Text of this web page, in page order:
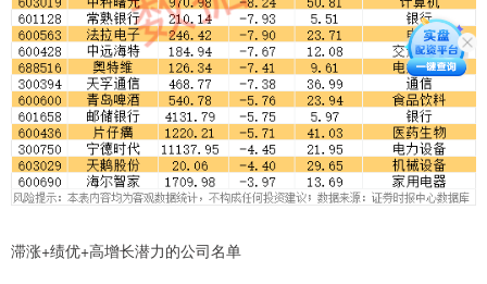
滞涨+绩优+高增长潜力的公司名单